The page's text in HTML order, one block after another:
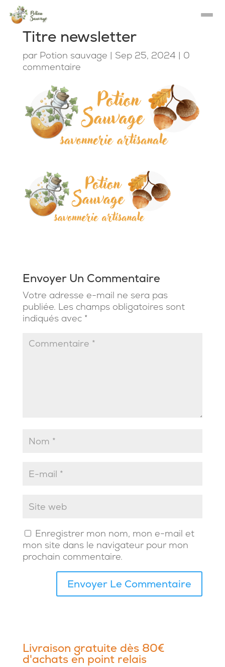
Titre newsletter
par Potion sauvage | Sep 25, 2024 | 0
commentaire
Envoyer Un Commentaire
Votre adresse e-mail ne sera pas
publiée. Les champs obligatoires sont
indiqués avec *
Enregistrer mon nom, mon e-mail et
mon site dans le navigateur pour mon
prochain commentaire.
Livraison gratuite dès 80€
d'achats en point relais